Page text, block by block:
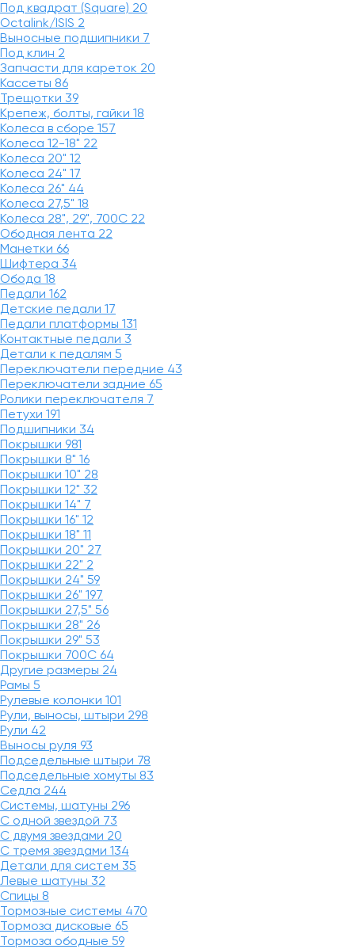
Под квадрат (Square) 20
Octalink/ISIS 2
Выносные подшипники 7
Под клин 2
Запчасти для кареток 20
Кассеты 86
Трещотки 39
Крепеж, болты, гайки 18
Колеса в сборе 157
Колеса 12-18" 22
Колеса 20" 12
Колеса 24" 17
Колеса 26" 44
Колеса 27,5" 18
Колеса 28", 29", 700С 22
Ободная лента 22
Манетки 66
Шифтера 34
Обода 18
Педали 162
Детские педали 17
Педали платформы 131
Контактные педали 3
Детали к педалям 5
Переключатели передние 43
Переключатели задние 65
Ролики переключателя 7
Петухи 191
Подшипники 34
Покрышки 981
Покрышки 8" 16
Покрышки 10" 28
Покрышки 12" 32
Покрышки 14" 7
Покрышки 16" 12
Покрышки 18" 11
Покрышки 20" 27
Покрышки 22" 2
Покрышки 24" 59
Покрышки 26" 197
Покрышки 27,5" 56
Покрышки 28" 26
Покрышки 29" 53
Покрышки 700C 64
Другие размеры 24
Рамы 5
Рулевые колонки 101
Рули, выносы, штыри 298
Рули 42
Выносы руля 93
Подседельные штыри 78
Подседельные хомуты 83
Седла 244
Системы, шатуны 296
С одной звездой 73
С двумя звездами 20
С тремя звездами 134
Детали для систем 35
Левые шатуны 32
Спицы 8
Тормозные системы 470
Тормоза дисковые 65
Тормоза ободные 59